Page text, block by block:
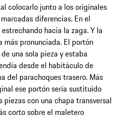
colocarlo junto a los originales
diferencias. En el
hacia la zaga. Y la
pronunciada. El portón
una sola pieza y estaba
desde el habitáculo de
del parachoques trasero. Más
ese portón sería sustituido
con una chapa transversal
corto sobre el maletero